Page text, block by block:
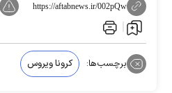
https://aftabnews.ir/002pQw
برچسب‌ها: کرونا ویروس